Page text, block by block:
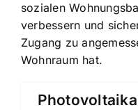
sozialen
verbessern und
Zugang zu
Wohnraum hat.